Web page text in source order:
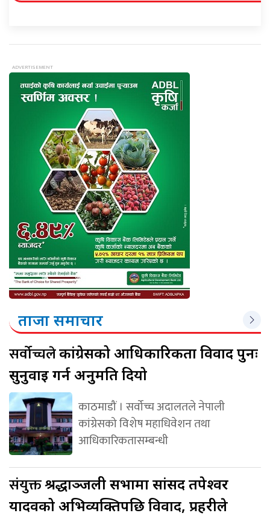
ताजा समाचार
सर्वोच्चलेकांग्रेसको आधिकारिकता विवाद पुनः
सुनुवाइ गर्न अनुमति दियो
काठमाडौं । सर्वोच्च अदालतले नेपाली
कांग्रेसको विशेष महाधिवेशन तथा
आधिकारिकतासम्बन्धी
संयुक्तश्रद्धाञ्जली सभामा सांसद तपेश्वर
यादवको अभिव्यक्तिपछि विवाद, प्रहरीले